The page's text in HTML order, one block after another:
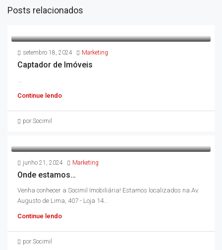
Posts relacionados
setembro 18, 2024 Marketing
Captador de Imóveis
...
Continue lendo
por Socimil
junho 21, 2024 Marketing
Onde estamos…
Venha conhecer a Socimil Imobiliária! Estamos localizados na Av.
Augusto de Lima, 407 - Loja 14...
Continue lendo
por Socimil